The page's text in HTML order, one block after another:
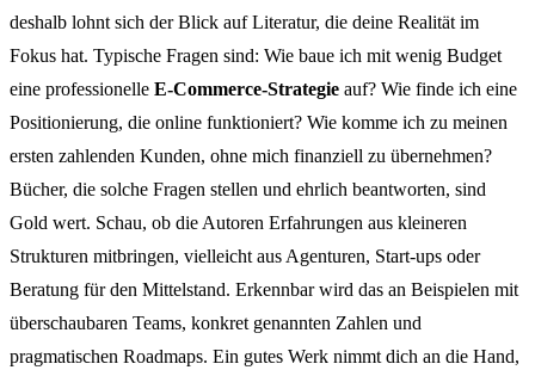
deshalb lohnt sich der Blick auf Literatur, die deine Realität im
Fokus hat. Typische Fragen sind: Wie baue ich mit wenig Budget
eine professionelle E-Commerce-Strategie auf? Wie finde ich eine
Positionierung, die online funktioniert? Wie komme ich zu meinen
ersten zahlenden Kunden, ohne mich finanziell zu übernehmen?
Bücher, die solche Fragen stellen und ehrlich beantworten, sind
Gold wert. Schau, ob die Autoren Erfahrungen aus kleineren
Strukturen mitbringen, vielleicht aus Agenturen, Start-ups oder
Beratung für den Mittelstand. Erkennbar wird das an Beispielen mit
überschaubaren Teams, konkret genannten Zahlen und
pragmatischen Roadmaps. Ein gutes Werk nimmt dich an die Hand,